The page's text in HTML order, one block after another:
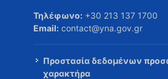
Τηλέφωνο: +30 213 137 1700
Email: contact@yna.gov.gr
Προστασία δεδομένων
χαρακτήρα